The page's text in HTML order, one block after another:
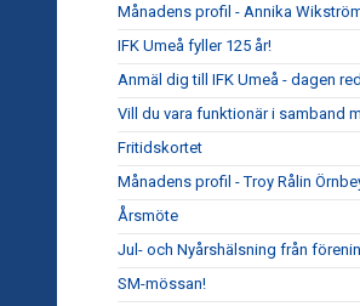
Månadens profil - Annika
IFK Umeå fyller 125 år!
Anmäl dig till IFK Umeå - dagen
Vill du vara funktionär i samband
Fritidskortet
Månadens profil - Troy Rålin
Årsmöte
Jul- och Nyårshälsning från
SM-mössan!